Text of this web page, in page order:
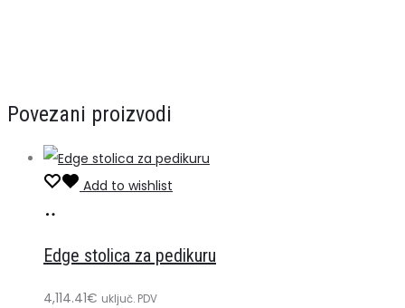
Povezani proizvodi
Add to wishlist
košaricu
Edge stolica za pedikuru
4,114.41€ uključ. PDV